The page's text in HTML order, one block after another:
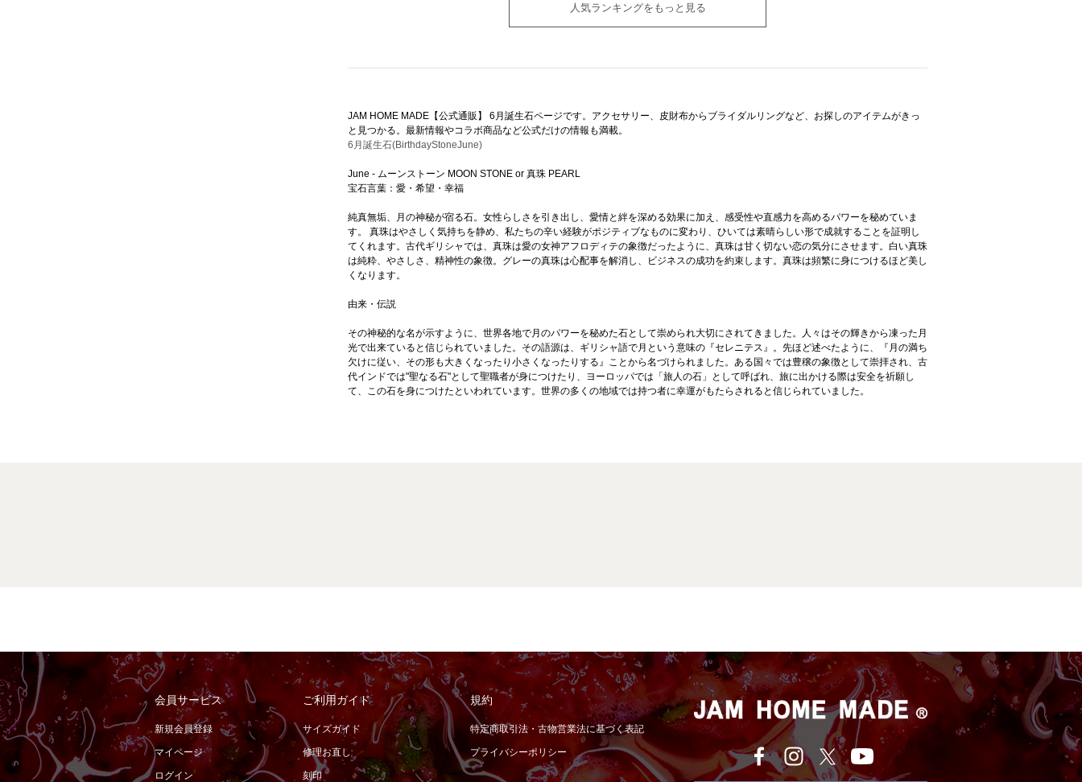
人気ランキングをもっと見る
JAM HOME MADE【公式通販】 6月誕生石ページです。アクセサリー、皮財布からブライダルリングなど、お探しのアイテムがきっ
と見つかる。最新情報やコラボ商品など公式だけの情報も満載。
6月誕生石(BirthdayStoneJune)
June - ムーンストーン MOON STONE or 真珠 PEARL
宝石言葉：愛・希望・幸福
純真無垢、月の神秘が宿る石。女性らしさを引き出し、愛情と絆を深める効果に加え、感受性や直感力を高めるパワーを秘めていま
す。 真珠はやさしく気持ちを静め、私たちの辛い経験がポジティブなものに変わり、ひいては素晴らしい形で成就することを証明し
てくれます。古代ギリシャでは、真珠は愛の女神アフロディテの象徴だったように、真珠は甘く切ない恋の気分にさせます。白い真珠
は純粋、やさしさ、精神性の象徴。グレーの真珠は心配事を解消し、ビジネスの成功を約束します。真珠は頻繁に身につけるほど美し
くなります。
由来・伝説
その神秘的な名が示すように、世界各地で月のパワーを秘めた石として崇められ大切にされてきました。人々はその輝きから凍った月
光で出来ていると信じられていました。その語源は、ギリシャ語で月という意味の『セレニテス』。先ほど述べたように、『月の満ち
欠けに従い、その形も大きくなったり小さくなったりする』ことから名づけられました。ある国々では豊穣の象徴として崇拝され、古
代インドでは"聖なる石"として聖職者が身につけたり、ヨーロッパでは「旅人の石」として呼ばれ、旅に出かける際は安全を祈願し
て、この石を身につけたといわれています。世界の多くの地域では持つ者に幸運がもたらされると信じられていました。
会員サービス
新規会員登録
マイページ
ログイン
ご利用ガイド
サイズガイド
修理お直し
刻印
規約
特定商取引法・古物営業法に基づく表記
プライバシーポリシー